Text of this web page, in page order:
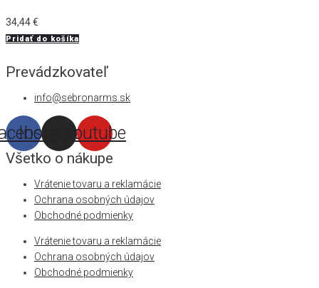
34,44€
Pridať do košíka
Prevádzkovateľ
info@sebronarms.sk
InstagramYoutube
Všetko o nákupe
Vrátenie tovaru a reklamácie
Ochrana osobných údajov
Obchodné podmienky
Vrátenie tovaru a reklamácie
Ochrana osobných údajov
Obchodné podmienky